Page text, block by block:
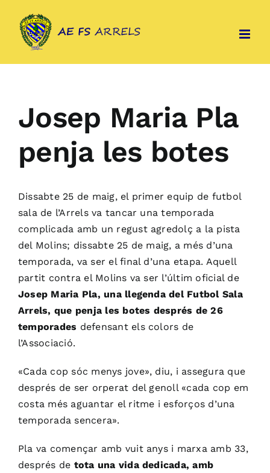
content
Josep Maria Pla
penja les botes
Dissabte 25 de maig, el primer equip de futbol
sala de l’Arrelsva tancar una temporada
complicada amb un regust agredolç a la pista
del Molins; dissabte 25 de maig, a més d’una
temporada, va ser el final d’una etapa. Aquell
partit contra el Molins va ser l’últim oficial de
Josep Maria Pla, una llegenda del Futbol Sala
Arrels, que penja les botes després de 26
temporades defensant els colors de
l’Associació.
«Cada cop sóc menys jove», diu, i assegura que
després de ser orperat del genoll «cada cop em
costa més aguantar el ritme i esforços d’una
temporada sencera».
Pla va començar amb vuit anys i marxa amb 33,
després de tota una vida dedicada, amb